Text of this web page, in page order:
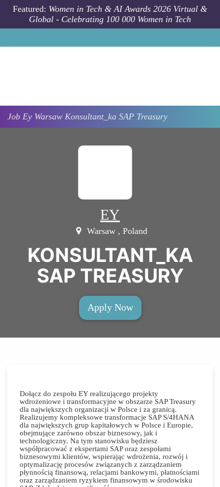
Skip to main content
Featured: Women in Tech & AI Awards 2026 Virtual &
Global - Celebrating 100 000 Women in Tech
Job Ey Warsaw Konsultant_ka SAP Treasury
EY
Warsaw , Poland
KONSULTANT_KA
SAP TREASURY
Apply Now
Dołącz do zespołu EY realizującego projekty
wdrożeniowe i transformacyjne w obszarze SAP Treasury
dla największych organizacji w Polsce i za granicą.
Realizujemy kompleksowe transformacje SAP S/4HANA
dla największych grup kapitałowych w Polsce i Europie,
obejmujące zarówno obszar biznesowy, jak i
technologiczny. Na tym stanowisku będziesz
współpracować z ekspertami SAP oraz zespołami
biznesowymi klientów, wspierając wdrożenia, rozwój i
optymalizację procesów związanych z zarządzaniem
płynnością finansową, relacjami bankowymi, płatnościami
oraz zarządzaniem ryzykiem finansowym w środowisku